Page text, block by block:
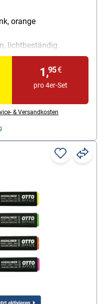
orange
lichtbeständig
Kappe mit
1,95€
pro 4er-Set
& Versandkosten